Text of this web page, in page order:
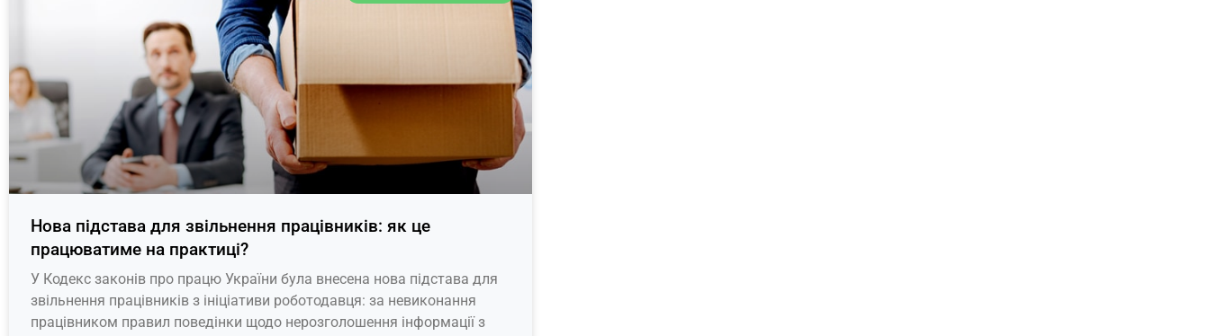
Нова підстава для звільнення працівників: як це
працюватиме на практиці?
У Кодекс законів про працю України була внесена нова підстава для
звільнення працівників з ініціативи роботодавця: за невиконання
працівником правил поведінки щодо нерозголошення інформації з